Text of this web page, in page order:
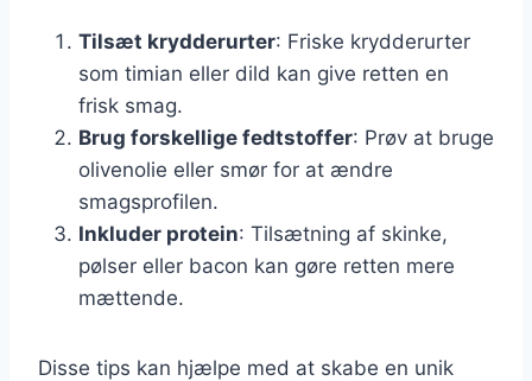
Tilsæt krydderurter: Friske krydderurter
som timian eller dild kan give retten en
frisk smag.
Brug forskellige fedtstoffer: Prøv at bruge
olivenolie eller smør for at ændre
smagsprofilen.
Inkluder protein: Tilsætning af skinke,
pølser eller bacon kan gøre retten mere
mættende.
Disse tips kan hjælpe med at skabe en unik